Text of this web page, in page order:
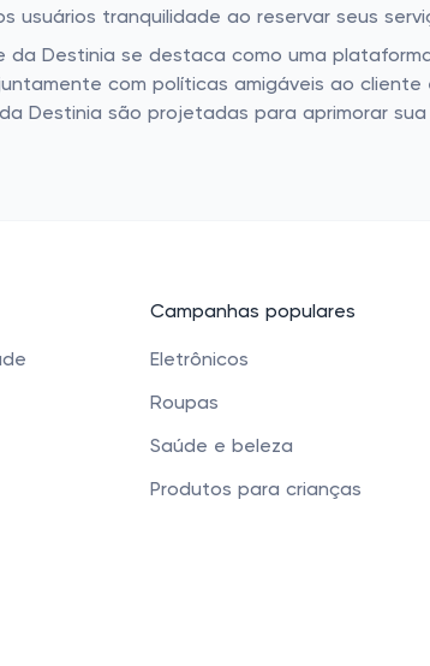
usuários tranquilidade ao reservar seus
da Destinia se destaca como uma
com políticas amigáveis ​​ao
Destinia são projetadas para aprimorar
Campanhas populares
Eletrônicos
Roupas
Saúde e beleza
Produtos para crianças